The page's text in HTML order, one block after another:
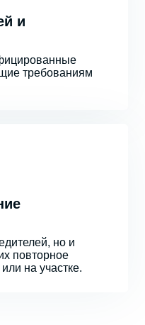
и
требованиям
но и
повторное
на участке.